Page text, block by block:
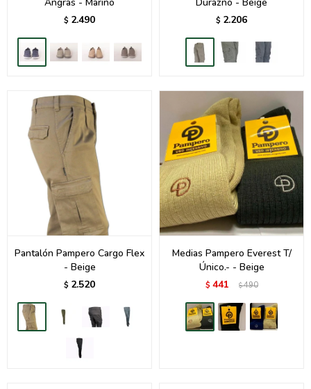
$ 2.490 $ 2.206
Pantalón Pampero Cargo Flex
- Beige
$ 2.520
Medias Pampero Everest T/
Único.- - Beige
$ 441 $490